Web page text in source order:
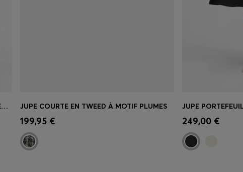
JUPE MI-LONGUE EN CUIR AVEC COUPE EN CLOCHE
Achat rapide
taille)
JUPE COURTE EN TWEED À MOTIF PLUMES
199,95 € Achat rapide
taille)
249,00 €